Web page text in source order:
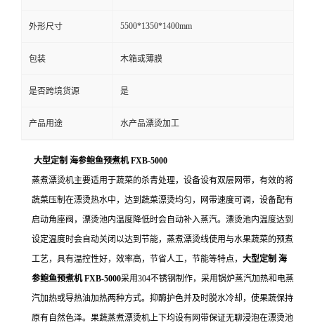
外形尺寸 5500*1350*1400mm
包装 木箱或薄膜
是否跨境货源 是
产品用途 水产品漂烫加工
大型定制 海参鲍鱼预煮机 FXB-5000
蒸煮漂烫机主要适用于蔬菜的杀青处理，设备设有双层网带，有效的将
蔬菜压制在漂烫热水中，达到蔬菜漂烫均匀，网带速度可调，设备配有
启动角座阀，漂烫池内温度降低时会自动补入蒸汽。漂烫池内温度达到
设定温度时会自动关闭以达到节能，蒸煮漂烫线使用与水果蔬菜的预煮
工艺，具有温控性好，效率高，节省人工，节能等特点， 大型定制 海
参鲍鱼预煮机 FXB-5000采用304不锈钢制作，采用锅炉蒸汽加热和电蒸
汽加热或导热油加热两种方式。抑酶护色并及时脱水冷却，使果蔬保持
原有自然色泽。果蔬蒸煮漂烫机上下均设有网带保证无聊浸泡在漂烫池